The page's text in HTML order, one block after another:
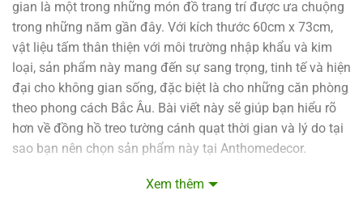
gian là một trong những món đồ trang trí được ưa chuộng
trong những năm gần đây. Với kích thước 60cm x 73cm,
vật liệu tấm thân thiện với môi trường nhập khẩu và kim
loại, sản phẩm này mang đến sự sang trọng, tinh tế và hiện
đại cho không gian sống, đặc biệt là cho những căn phòng
theo phong cách Bắc Âu. Bài viết này sẽ giúp bạn hiểu rõ
hơn về đồng hồ treo tường cánh quạt thời gian và lý do tại
sao bạn nên chọn sản phẩm này tại Anthomedecor.
Giới Thiệu Về Đồng Hồ Treo Tường Cánh Quạt
Xem thêm